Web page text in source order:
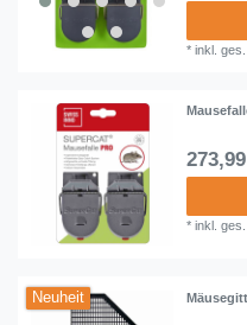
*inkl. ges.
*inkl. ges.
Neuheit